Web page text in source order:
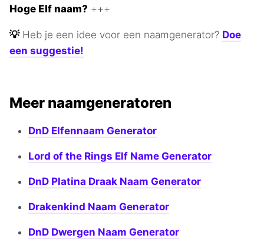
Hoge Elf naam? +++
💡 Heb je een idee voor een naamgenerator? Doe
een suggestie!
Meer naamgeneratoren
DnD Elfennaam Generator
Lord of the Rings Elf Name Generator
DnD Platina Draak Naam Generator
Drakenkind Naam Generator
DnD Dwergen Naam Generator